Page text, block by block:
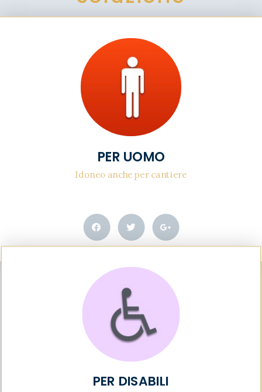
PER UOMO
Idoneo anche per cantiere
PER DISABILI